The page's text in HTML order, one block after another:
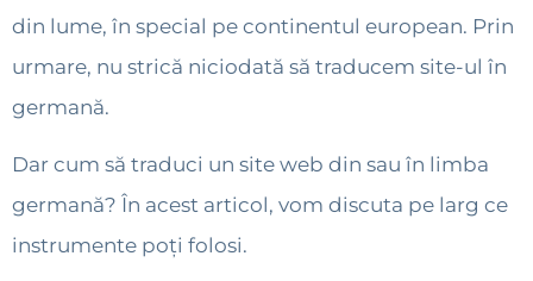
din lume, în special pe continentul european. Prin
urmare, nu strică niciodată să traducem site-ul în
germană.
Dar cum să traduci un site web din sau în limba
germană? În acest articol, vom discuta pe larg ce
instrumente poți folosi.